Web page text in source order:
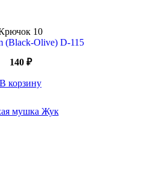
10
(Black-Olive) D-115
140 ₽
В корзину